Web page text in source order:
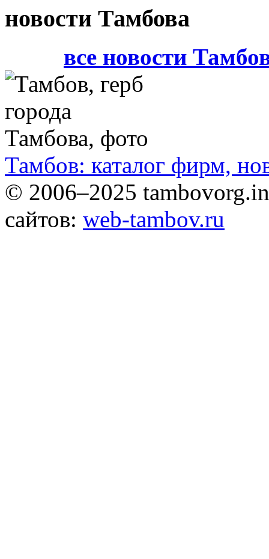
новости Тамбова
все новости
Тамбов: каталог фирм,
© 2006–2025
сайтов: web-tambov.ru